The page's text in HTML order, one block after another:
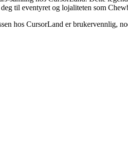
til eventyret og lojaliteten som
hos CursorLand er brukervennlig,